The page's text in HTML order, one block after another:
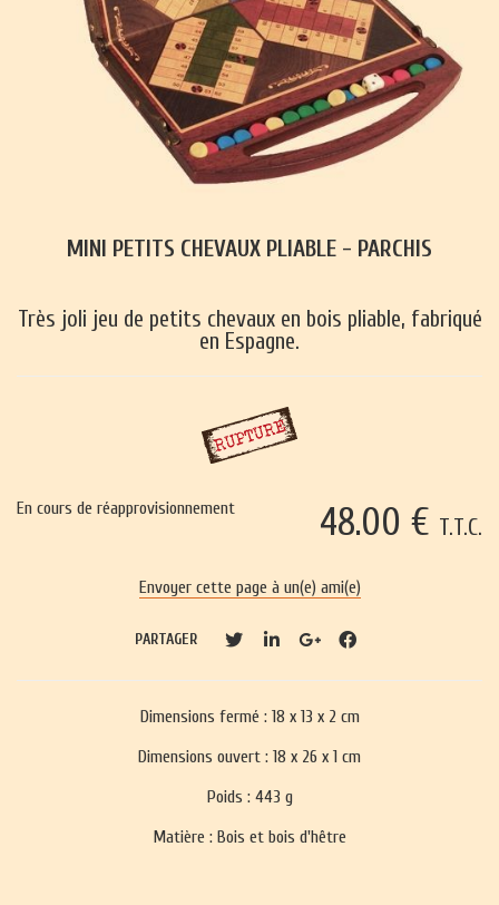
MINI PETITS CHEVAUX PLIABLE - PARCHIS
Très joli jeu de petits chevaux en bois pliable, fabriqué
en Espagne.
48.00 € T.T.C.
En cours de réapprovisionnement
Envoyer cette page à un(e) ami(e)
PARTAGER
Dimensions fermé : 18 x 13 x 2 cm
Dimensions ouvert : 18 x 26 x 1 cm
Poids : 443 g
Matière : Bois et bois d'hêtre